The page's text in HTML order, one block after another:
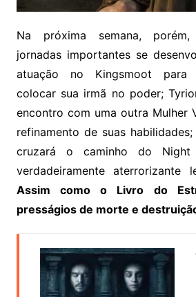
Na próxima semana,
jornadas importantes se
atuação no Kingsmoot para
colocar sua irmã no poder;
encontro com uma outra Mulher
refinamento de suas
cruzará o caminho do
verdadeiramente aterrorizante
Assim como o Livro do
presságios de morte e